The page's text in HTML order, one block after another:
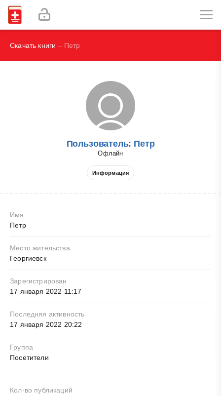
Наглядная иммунология - Бурместер Г.-Р., Пецутто А.
Labex Digital
Скачать книги – Петр
Пользователь: Петр
Офлайн
Информация
Имя
Петр
Место жительства
Георгиевск
Зарегистрирован
17 января 2022 11:17
Последняя активность
17 января 2022 20:22
Группа
Посетители
Кол-во публикаций